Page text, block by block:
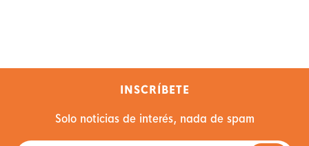
INSCRÍBETE
Solo noticias de interés, nada de spam